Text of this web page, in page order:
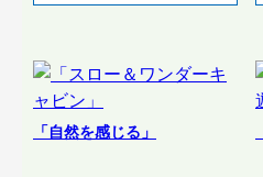
「自然を感じる」